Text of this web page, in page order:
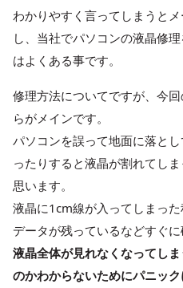
わかりやすく言ってしまうと
し、当社でパソコンの液晶修
はよくある事です。
修理方法についてですが、今
らがメインです。
パソコンを誤って地面に落と
ったりすると液晶が割れてし
思います。
液晶に1cm線が入ってしまっ
データが残っているなどすぐ
液晶全体が見れなくなってし
のかわからないためにパニッ